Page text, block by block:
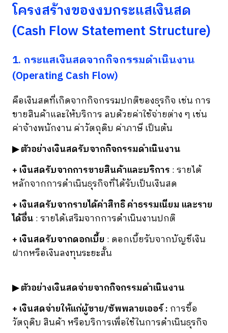
โครงสร้างของงบกระแสเงินสด
(Cash Flow Statement Structure)
1. กระแสเงินสดจากกิจกรรมดำเนินงาน
(Operating Cash Flow)
คือเงินสดที่เกิดจากกิจกรรมปกติของธุรกิจ เช่น การ
ขายสินค้าและให้บริการ ลบด้วยค่าใช้จ่ายต่าง ๆ เช่น
ค่าจ้างพนักงาน ค่าวัตถุดิบ ค่าภาษี เป็นต้น
▶ ตัวอย่างเงินสดรับจากกิจกรรมดำเนินงาน
+ เงินสดรับจากการขายสินค้าและบริการ : รายได้
หลักจากการดำเนินธุรกิจที่ได้รับเป็นเงินสด
+ เงินสดรับจากรายได้ค่าสิทธิ ค่าธรรมเนียม และราย
ได้อื่น : รายได้เสริมจากการดำเนินงานปกติ
+ เงินสดรับจากดอกเบี้ย : ดอกเบี้ยรับจากบัญชีเงิน
ฝากหรือเงินลงทุนระยะสั้น
▶ ตัวอย่างเงินสดจ่ายจากกิจกรรมดำเนินงาน
+ เงินสดจ่ายให้แก่ผู้ขาย/ซัพพลายเออร์ : การซื้อ
วัตถุดิบ สินค้า หรือบริการเพื่อใช้ในการดำเนินธุรกิจ